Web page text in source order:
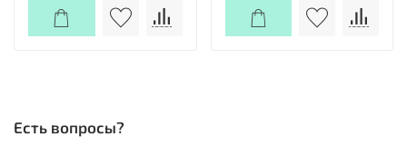
Есть вопросы?